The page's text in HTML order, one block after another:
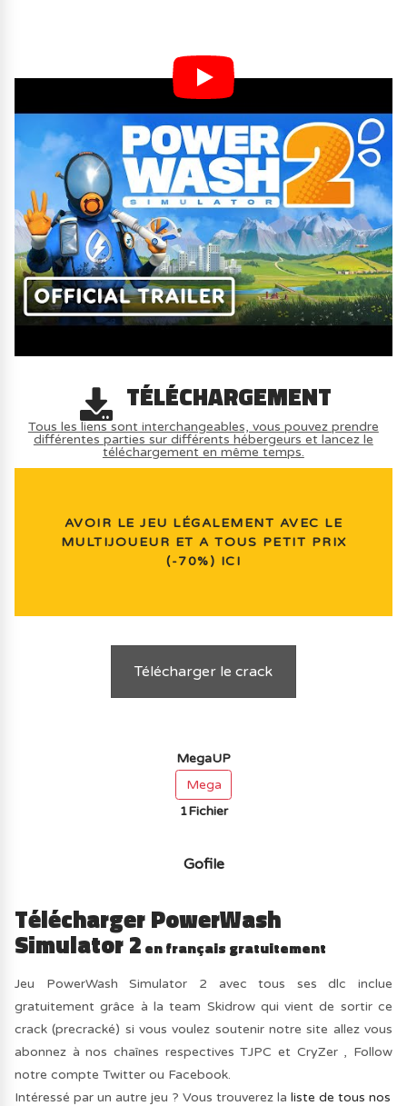
TÉLÉCHARGEMENT
Tous les liens sont interchangeables, vous pouvez prendre
différentes parties sur différents hébergeurs et lancez le
téléchargement en même temps.
AVOIR LE JEU LÉGALEMENT AVEC LE
MULTIJOUEUR ET A TOUS PETIT PRIX
(-70%) ICI
Télécharger le crack
MegaUP
Mega
1Fichier
Gofile
Télécharger PowerWash
Simulator 2 en français gratuitement
Jeu PowerWash Simulator 2 avec tous ses dlc inclue
gratuitement grâce à la team Skidrow qui vient de sortir ce
crack (precracké) si vous voulez soutenir notre site allez vous
abonnez à nos chaînes respectives TJPC et CryZer , Follow
notre compte Twitter ou Facebook.
Intéressé par un autre jeu ? Vous trouverez laliste de tous nos